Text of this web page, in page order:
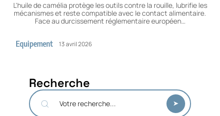
L'huile de camélia protège les outils contre la rouille, lubrifie les
mécanismes et reste compatible avec le contact alimentaire.
Face au durcissement réglementaire européen…
Equipement 13 avril 2026
Recherche